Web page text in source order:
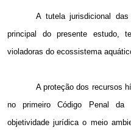
A tutela jurisdicional
principal do presente estudo,
violadoras do ecossistema
A proteção dos recursos
no primeiro Código Penal da
objetividade jurídica o meio